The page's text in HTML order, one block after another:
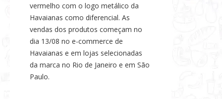
vermelho com o logo metálico da
Havaianas como diferencial. As
vendas dos produtos começam no
dia 13/08 no e-commerce de
Havaianas e em lojas selecionadas
da marca no Rio de Janeiro e em São
Paulo.